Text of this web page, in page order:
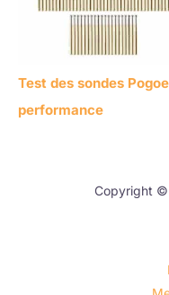
Test des sondes
performance
Copyright